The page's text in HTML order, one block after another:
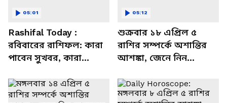
Rashifal Today :
রবিবারের রাশিফল: কারা
পাবেন সুখবর, কারা
বিশদে
05:01
শুক্রবার ১৮ এপ্রিল ৫
রাশির সম্পর্কে অশান্তির
আশঙ্কা, জেনে নিন
05:12